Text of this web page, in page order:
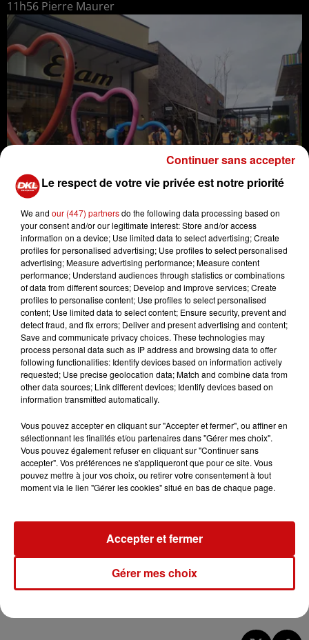
11h56 Pierre Maurer
A l'intérieur de ce nouvel espace commercial, des -uvres
de street-art et des "espaces de respiratio
Crédit :PM/DKL
Le respect de votre vie privée est notre priorité
We and our (447) partnersdo the following data processing based on
your consent and/or our legitimate interest: Store and/or access
information on a device; Use limited data to select advertising; Create
profiles for personalised advertising; Use profiles to select personalised
advertising; Measure advertising performance; Measure content
performance; Understand audiences through statistics or combinations
of data from different sources; Develop and improve services; Create
profiles to personalise content; Use profiles to select personalised
content; Use limited data to select content; Ensure security, prevent and
detect fraud, and fix errors; Deliver and present advertising and content;
Save and communicate privacy choices. These technologies may
process personal data such as IP address and browsing data to offer
following functionalities: Identify devices based on information actively
requested; Use precise geolocation data; Match and combine data from
other data sources; Link different devices; Identify devices based on
information transmitted automatically.
Vous pouvez accepter en cliquant sur "Accepter et fermer", ou affiner en
sélectionnant les finalités et/ou partenaires dans "Gérer mes choix".
Vous pouvez également refuser en cliquant sur "Continuer sans
accepter". Vos préférences ne s'appliqueront que pour ce site. Vous
pouvez mettre à jour vos choix, ou retirer votre consentement à tout
moment via le lien "Gérer les cookies" situé en bas de chaque page.
Gérer mes choix
Accepter et fermer
Continuer sans accepter